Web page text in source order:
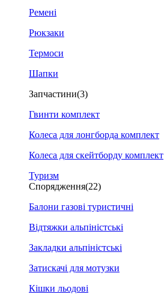
Ремені
Рюкзаки
Термоси
Шапки
Запчастини(3)
Гвинти комплект
Колеса для лонгборда комплект
Колеса для скейтборду комплект
Туризм
Спорядження(22)
Балони газові туристичні
Відтяжки альпіністські
Закладки альпіністські
Затискачі для мотузки
Кішки льодові